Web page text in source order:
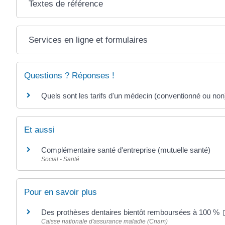
Textes de référence
Services en ligne et formulaires
Questions ? Réponses !
Quels sont les tarifs d'un médecin (conventionné ou
Et aussi
Complémentaire santé d'entreprise (mutuelle santé)
Social - Santé
Pour en savoir plus
Des prothèses dentaires bientôt remboursées à 100 %
Caisse nationale d'assurance maladie (Cnam)